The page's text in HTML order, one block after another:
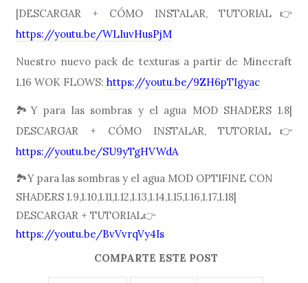
|DESCARGAR + CÓMO INSTALAR, TUTORIAL👉
https://youtu.be/WLIuvHusPjM
Nuestro nuevo pack de texturas a partir de Minecraft
1.16 WOK FLOWS:https://youtu.be/9ZH6pTIgyac
🏞Y para las sombras y el agua MOD SHADERS 1.8|
DESCARGAR + CÓMO INSTALAR, TUTORIAL👉
https://youtu.be/SU9yTgHVWdA
🏞Y para las sombras y el agua MOD OPTIFINE CON
SHADERS 1.9,1.10,1.11,1.12,1.13,1.14,1.15,1.16,1.17,1.18|
DESCARGAR + TUTORIAL👉
https://youtu.be/BvVvrqVy4Is
COMPARTE ESTE POST